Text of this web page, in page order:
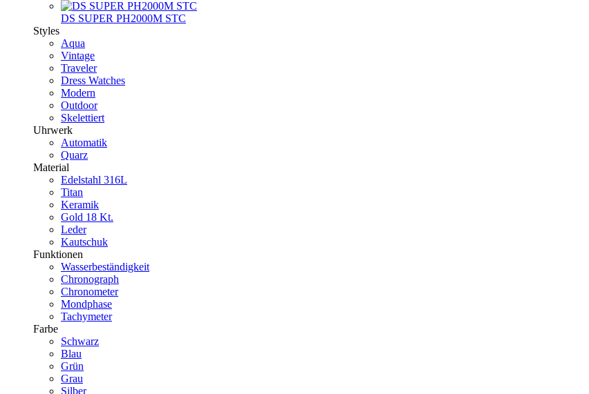
DS SUPER PH2000M STC
Styles
Aqua
Vintage
Traveler
Dress Watches
Modern
Outdoor
Skelettiert
Uhrwerk
Automatik
Quarz
Material
Edelstahl 316L
Titan
Keramik
Gold 18 Kt.
Leder
Kautschuk
Funktionen
Wasserbeständigkeit
Chronograph
Chronometer
Mondphase
Tachymeter
Farbe
Schwarz
Blau
Grün
Grau
Silber